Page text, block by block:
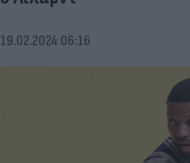
19.02.2024 06:16